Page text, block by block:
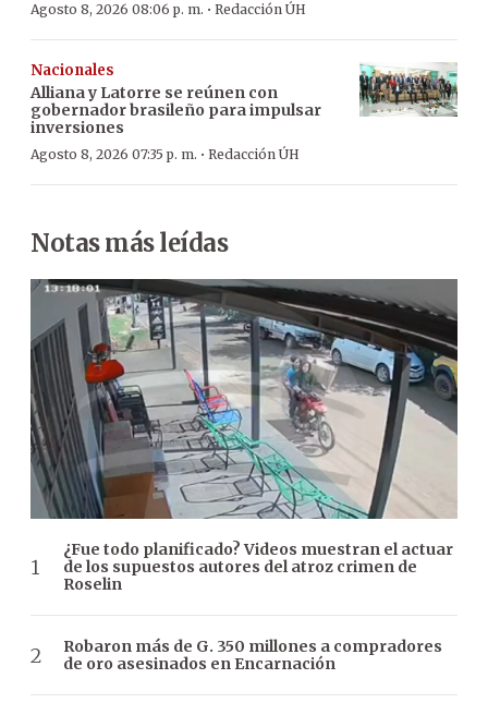
Agosto 8, 2026 08:06 p. m. · Redacción ÚH
Nacionales
Alliana y Latorre se reúnen con
gobernador brasileño para impulsar
inversiones
Agosto 8, 2026 07:35 p. m. · Redacción ÚH
Notas más leídas
¿Fue todo planificado? Videos muestran el actuar
de los supuestos autores del atroz crimen de
Roselin
Robaron más de G. 350 millones a compradores
de oro asesinados en Encarnación